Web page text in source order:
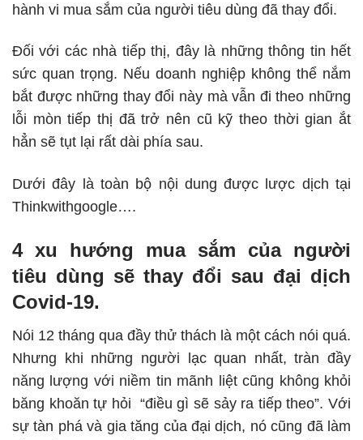
hành vi mua sắm của người tiêu dùng đã thay đổi.
Đối với các nhà tiếp thị, đây là những thông tin hết
sức quan trọng. Nếu doanh nghiệp không thể nắm
bắt được những thay đổi này mà vẫn đi theo những
lỗi mòn tiếp thị đã trở nên cũ kỹ theo thời gian ắt
hẳn sẽ tụt lại rất dài phía sau.
Dưới đây là toàn bộ nội dung được lược dịch tại
Thinkwithgoogle….
4 xu hướng mua sắm của người
tiêu dùng sẽ thay đổi sau đại dịch
Covid-19.
Nói 12 tháng qua đầy thử thách là một cách nói quá.
Nhưng khi những người lạc quan nhất, tràn đầy
năng lượng với niềm tin mãnh liệt cũng không khỏi
băng khoăn tự hỏi “điều gì sẽ sảy ra tiếp theo”. Với
sự tàn phá và gia tăng của đại dịch, nó cũng đã làm